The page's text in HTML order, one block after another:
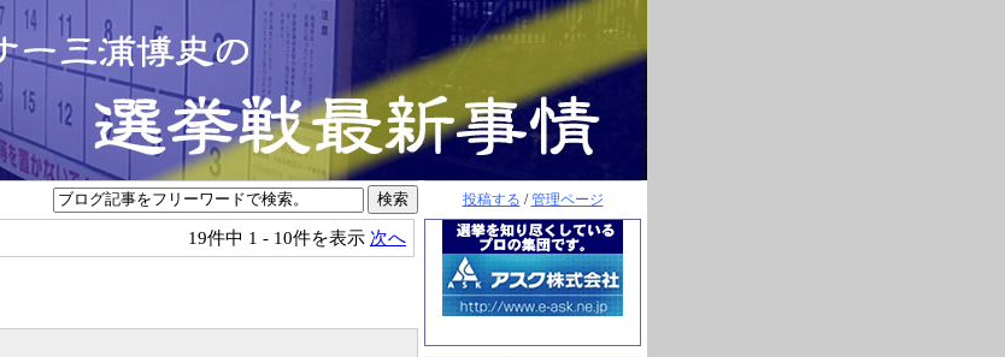
投稿する /管理ページ
19件中 1 - 10件を表示 次へ